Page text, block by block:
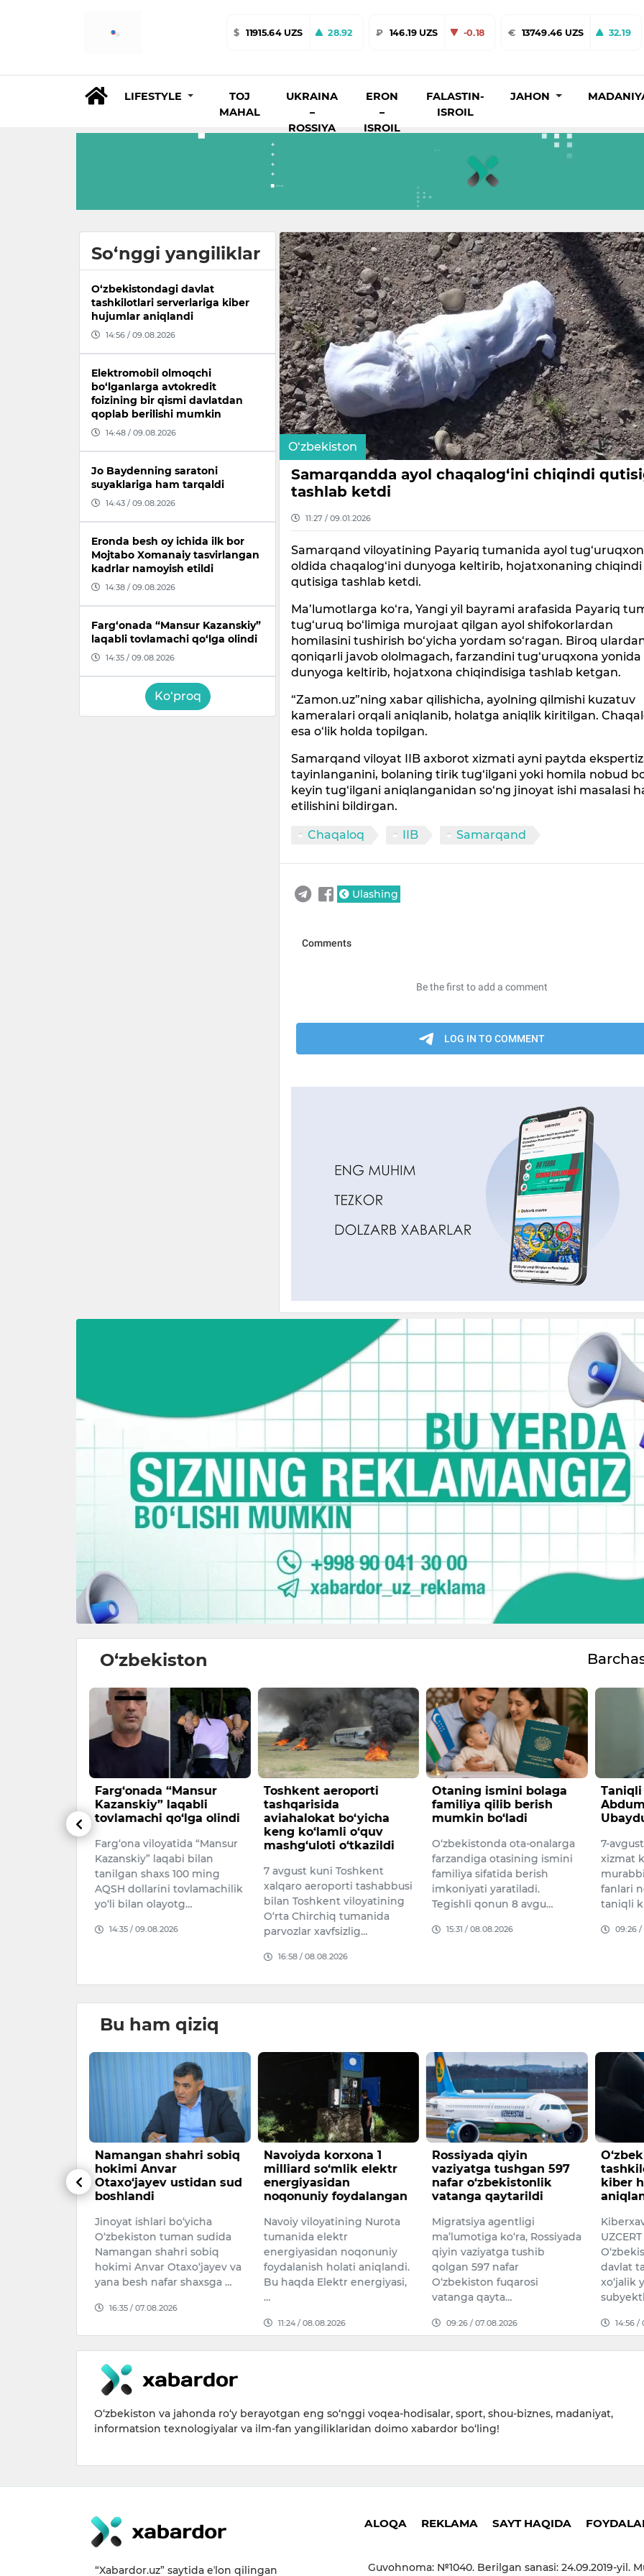
$ 11915.64 UZS 28.92 ₽ 146.19 UZS -0.18 € 13749.46 UZS 32.19
LIFESTYLE
TOJ
MAHAL
UKRAINA
–
ROSSIYA
ERON
–
ISROIL
FALASTIN-
ISROIL
JAHON
So‘nggi yangiliklar
O‘zbekistondagi davlat
tashkilotlari serverlariga kiber
hujumlar aniqlandi
14:56 / 09.08.2026
Elektromobil olmoqchi
bo‘lganlarga avtokredit
foizining bir qismi davlatdan
qoplab berilishi mumkin
14:48 / 09.08.2026
Jo Baydenning saratoni
suyaklariga ham tarqaldi
14:43 / 09.08.2026
Eronda besh oy ichida ilk bor
Mojtabo Xomanaiy tasvirlangan
kadrlar namoyish etildi
14:38 / 09.08.2026
Farg‘onada “Mansur Kazanskiy”
laqabli tovlamachi qo‘lga olindi
14:35 / 09.08.2026
Ko‘proq
O‘zbekiston
Samarqandda ayol chaqalog‘ini chiqindi
tashlab ketdi
11:27 / 09.01.2026
Samarqand viloyatining Payariq tumanida ayol
oldida chaqalog‘ini dunyoga keltirib, hojatxonaning chiqindi
qutisiga tashlab ketdi.
Ma’lumotlarga ko‘ra, Yangi yil bayrami arafasida Payariq
tug‘uruq bo‘limiga murojaat qilgan ayol shifokorlardan
homilasini tushirish bo‘yicha yordam so‘ragan. Biroq
qoniqarli javob ololmagach, farzandini tug‘uruqxona yonida
dunyoga keltirib, hojatxona chiqindisiga tashlab ketgan.
“Zamon.uz”ning xabar qilishicha, ayolning qilmishi kuzatuv
kameralari orqali aniqlanib, holatga aniqlik kiritilgan.
esa o‘lik holda topilgan.
Samarqand viloyat IIB axborot xizmati ayni paytda
tayinlanganini, bolaning tirik tug‘ilgani yoki homila nobud
keyin tug‘ilgani aniqlanganidan so‘ng jinoyat ishi masalasi
etilishini bildirgan.
Chaqaloq IIB Samarqand
Ulashing
O‘zbekiston
Farg‘onada “Mansur
Kazanskiy” laqabli
tovlamachi qo‘lga olindi
Farg‘ona viloyatida “Mansur
Kazanskiy” laqabi bilan
tanilgan shaxs 100 ming
AQSH dollarini tovlamachilik
yo‘li bilan olayotg…
14:35 / 09.08.2026
Toshkent aeroporti
tashqarisida
aviahalokat bo‘yicha
keng ko‘lamli o‘quv
mashg‘uloti o‘tkazildi
7 avgust kuni Toshkent
xalqaro aeroporti tashabbusi
bilan Toshkent viloyatining
O‘rta Chirchiq tumanida
parvozlar xavfsizlig…
16:58 / 08.08.2026
Otaning ismini bolaga
familiya qilib berish
mumkin bo‘ladi
O‘zbekistonda ota-onalarga
farzandiga otasining ismini
familiya sifatida berish
imkoniyati yaratiladi.
Tegishli qonun 8 avgu…
15:31 / 08.08.2026
Taniqli
7-
xizmat
fanlari
taniqli
09:26 /
Bu ham qiziq
Namangan shahri sobiq
hokimi Anvar
Otaxo‘jayev ustidan sud
boshlandi
Jinoyat ishlari bo‘yicha
O‘zbekiston tuman sudida
Namangan shahri sobiq
hokimi Anvar Otaxo‘jayev va
yana besh nafar shaxsga …
16:35 / 07.08.2026
Navoiyda korxona 1
milliard so‘mlik elektr
energiyasidan
noqonuniy foydalangan
Navoiy viloyatining Nurota
tumanida elektr
energiyasidan noqonuniy
foydalanish holati aniqlandi.
Bu haqda Elektr energiyasi,
…
11:24 / 08.08.2026
Rossiyada qiyin
vaziyatga tushgan 597
nafar o‘zbekistonlik
vatanga qaytarildi
Migratsiya agentligi
ma’lumotiga ko‘ra, Rossiyada
qiyin vaziyatga tushib
qolgan 597 nafar
O‘zbekiston fuqarosi
vatanga qayta…
09:26 / 07.08.2026
kiber
davlat
xo‘jalik
14:56 /
O‘zbekiston va jahonda ro‘y berayotgan eng so‘nggi voqea-hodisalar, sport, shou-biznes, madaniyat,
informatsion texnologiyalar va ilm-fan yangiliklaridan doimo xabardor bo‘ling!
“Xabardor.uz” saytida eʼlon qilingan
ALOQA REKLAMA SAYT HAQIDA
Guvohnoma: №1040. Berilgan sanasi: 24.09.2019-yil.